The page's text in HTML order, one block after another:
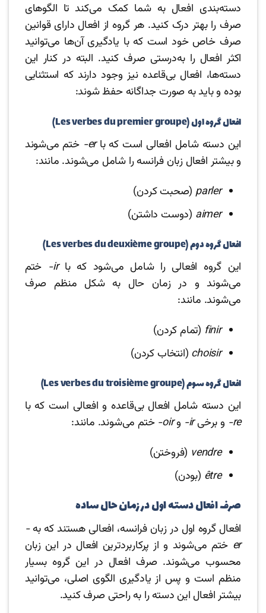
دسته‌بندی افعال به شما کمک می‌کند تا الگوهای
صرف را بهتر درک کنید. هر گروه از افعال دارای قوانین
صرف خاص خود است که با یادگیری آن‌ها می‌توانید
اکثر افعال را به‌درستی صرف کنید. البته در کنار این
دسته‌ها، افعال بی‌قاعده نیز وجود دارند که استثنایی
بوده و باید به صورت جداگانه حفظ شوند:
افعال گروه اول (Les verbes du premier groupe)
این دسته شامل افعالی است که باer- ختم می‌شوند
و بیشتر افعال زبان فرانسه را شامل می‌شوند. مانند:
parler(صحبت کردن)
aimer (دوست داشتن)
افعال گروه دوم (Les verbes du deuxième groupe)
این گروه افعالی را شامل می‌شود که باir-
ختم
می‌شوند و در زمان حال به شکل منظم صرف
می‌شوند. مانند:
finir (تمام کردن)
choisir (انتخاب کردن)
افعال گروه سوم (Les verbes du troisième groupe)
این دسته شامل افعال بی‌قاعده و افعالی است که با
re- و برخیir- وoir- ختم می‌شوند. مانند:
vendre (فروختن)
être (بودن)
صرف افعال دسته اول در زمان حال ساده
افعال گروه اول در زبان فرانسه، افعالی هستند که به-
er ختم می‌شوند و از پرکاربردترین افعال در این زبان
محسوب می‌شوند. صرف افعال در این گروه بسیار
منظم است و پس از یادگیری الگوی اصلی، می‌توانید
بیشتر افعال این دسته را به راحتی صرف کنید.